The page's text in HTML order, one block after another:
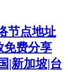
节点地址
费分享
|新加坡|台